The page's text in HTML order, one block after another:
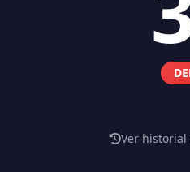
Ver historial